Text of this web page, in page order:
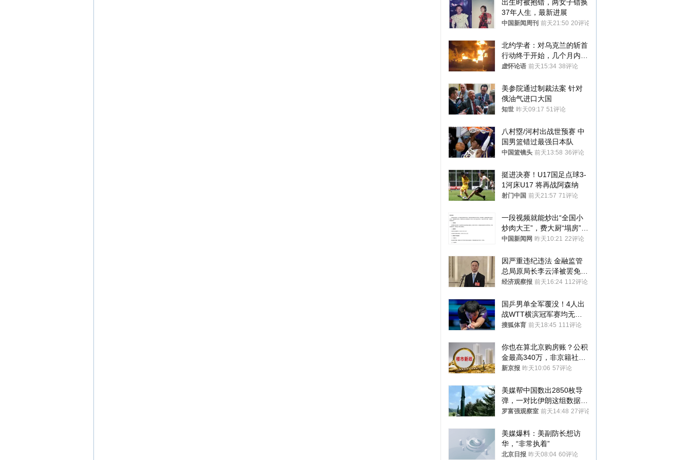
出生时被抱错，两女子错换
37年人生，最新进展
中国新闻周刊 前天21:50 20评论
北约学者：对乌克兰的斩首
行动终于开始，几个月内乌
将投降
虚怀论语 前天15:34 38评论
美参院通过制裁法案 针对
俄油气进口大国
知世 昨天09:17 51评论
八村塁/河村出战世预赛 中
国男篮错过最强日本队
中国篮镜头 前天13:58 36评论
挺进决赛！U17国足点球3-
1河床U17 将再战阿森纳
射门中国 前天21:57 71评论
一段视频就能炒出“全国小
炒肉大王”，费大厨“塌房”了
吗？
中国新闻网 昨天10:21 22评论
因严重违纪违法 金融监管
总局原局长李云泽被罢免全
国人大代表
经济观察报 前天16:24 112评论
国乒男单全军覆没！4人出
战WTT横滨冠军赛均无缘
八强
搜狐体育 前天18:45 111评论
你也在算北京购房账？公积
金最高340万，非京籍社保
1年
新京报 昨天10:06 57评论
美媒帮中国数出2850枚导
弹，一对比伊朗这组数据，
发现出大事了
罗富强观察室 前天14:48 27评论
美媒爆料：美副防长想访
华，“非常执着”
北京日报 昨天08:04 60评论